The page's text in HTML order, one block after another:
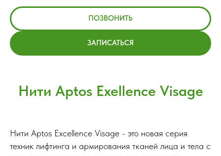
ПОЗВОНИТЬ
ЗАПИСАТЬСЯ
Нити Aptos Exellence Visage
Нити Aptos Excellence Visage - это новая серия
техник лифтинга и армирования тканей лица и тела с